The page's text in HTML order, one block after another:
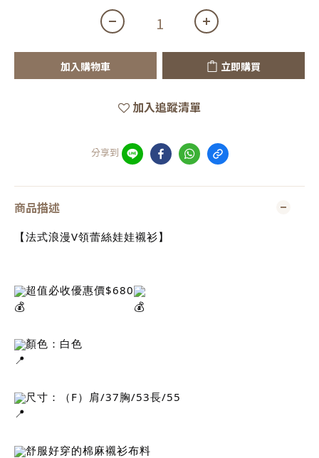
加入購物車 立即購買
加入追蹤清單
分享到
商品描述
【法式浪漫V領蕾絲娃娃襯衫】
超值必收優惠價$680
顏色：白色
尺寸：（F）肩/37胸/53長/55
舒服好穿的棉麻襯衫布料